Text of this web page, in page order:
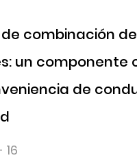
combinación de
un componente
de